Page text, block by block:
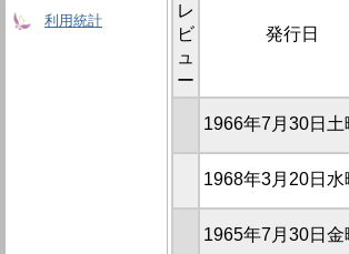
利用統計
レ
ビ
ュ
ー
発行日
1966年7月30日土
1968年3月20日水
1965年7月30日金